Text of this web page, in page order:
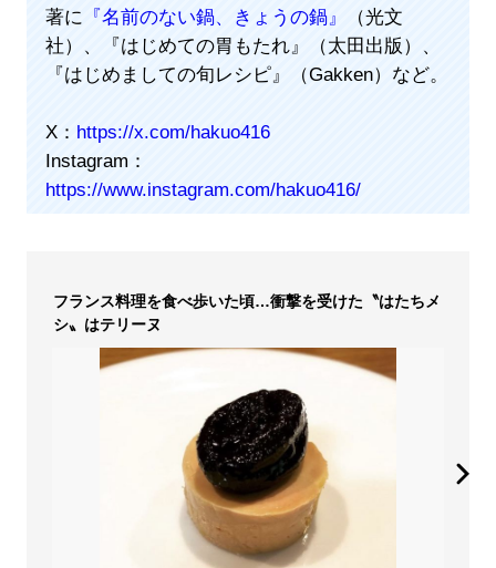
著に 『名前のない鍋、きょうの鍋』
（光文
社）、『はじめての胃もたれ』（太田出版）、
『はじめましての旬レシピ』（Gakken）など。
X： https://x.com/hakuo416
Instagram：
https://www.instagram.com/hakuo416/
フランス料理を食べ歩いた頃…衝撃を受けた〝はたちメ
シ〟はテリーヌ